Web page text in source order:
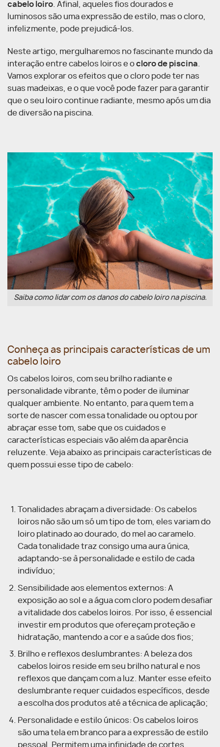
cabelo loiro. Afinal, aqueles fios dourados e
luminosos são uma expressão de estilo, mas o cloro,
infelizmente, pode prejudicá-los.
Neste artigo, mergulharemos no fascinante mundo da
interação entre cabelos loiros e ocloro de piscina.
Vamos explorar os efeitos que o cloro pode ter nas
suas madeixas, e o que você pode fazer para garantir
que o seu loiro continue radiante, mesmo após um dia
de diversão na piscina.
Saiba como lidar com os danos do cabelo loiro na piscina.
Conheça as principais características de um
cabelo loiro
Os cabelos loiros, com seu brilho radiante e
personalidade vibrante, têm o poder de iluminar
qualquer ambiente. No entanto, para quem tem a
sorte de nascer com essa tonalidade ou optou por
abraçar esse tom, sabe que os cuidados e
características especiais vão além da aparência
reluzente. Veja abaixo as principais características de
quem possui esse tipo de cabelo:
Tonalidades abraçam a diversidade: Os cabelos
loiros não são um só um tipo de tom, eles variam do
loiro platinado ao dourado, do mel ao caramelo.
Cada tonalidade traz consigo uma aura única,
adaptando-se à personalidade e estilo de cada
indivíduo;
Sensibilidade aos elementos externos: A
exposição ao sol e a água com cloro podem desafiar
a vitalidade dos cabelos loiros. Por isso, é essencial
investir em produtos que ofereçam proteção e
hidratação, mantendo a cor e a saúde dos fios;
Brilho e reflexos deslumbrantes: A beleza dos
cabelos loiros reside em seu brilho natural e nos
reflexos que dançam com a luz. Manter esse efeito
deslumbrante requer cuidados específicos, desde
a escolha dos produtos até a técnica de aplicação;
Personalidade e estilo únicos: Os cabelos loiros
são uma tela em branco para a expressão de estilo
pessoal. Permitem uma infinidade de cortes,